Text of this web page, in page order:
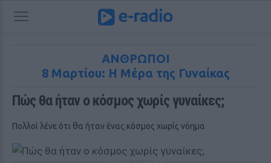
ΑΝΘΡΩΠΟΙ
8 Μαρτίου: H Μέρα της Γυναίκας
Πώς θα ήταν ο κόσμος χωρίς γυναίκες;
Πολλοί λένε ότι θα ήταν ένας κόσμος χωρίς νόημα